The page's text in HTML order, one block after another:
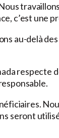
c’est une
au-delà
seront